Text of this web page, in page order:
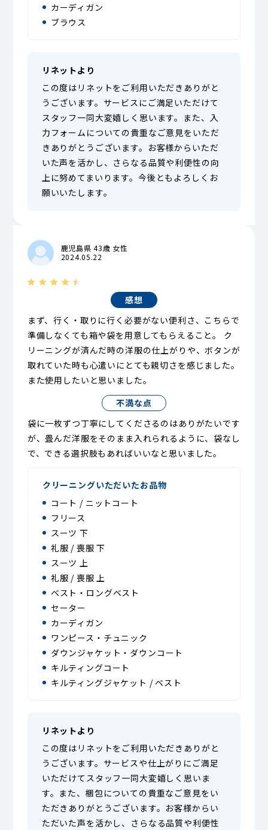
カーディガン
ブラウス
リネットより
この度はリネットをご利用いただきありがと
うございます。サービスにご満足いただけて
スタッフ一同大変嬉しく思います。また、入
力フォームについての貴重なご意見をいただ
きありがとうございます。お客様からいただ
いた声を活かし、さらなる品質や利便性の向
上に努めてまいります。今後ともよろしくお
願いいたします。
鹿児島県 43歳 女性
2024.05.22
感想
まず、行く・取りに行く必要がない便利さ、こちらで
準備しなくても箱や袋を用意してもらえること。 ク
リーニングが済んだ時の洋服の仕上がりや、ボタンが
取れていた時も心遣いにとても親切さを感じました。
また使用したいと思いました。
不満な点
袋に一枚ずつ丁寧にしてくださるのはありがたいです
が、畳んだ洋服をそのまま入れられるように、袋なし
で、できる選択肢もあればいいなと思いました。
クリーニングいただいたお品物
コート / ニットコート
フリース
スーツ 下
礼服 / 喪服 下
スーツ 上
礼服 / 喪服 上
ベスト・ロングベスト
セーター
カーディガン
ワンピース・チュニック
ダウンジャケット・ダウンコート
キルティングコート
キルティングジャケット / ベスト
リネットより
この度はリネットをご利用いただきありがと
うございます。サービスや仕上がりにご満足
いただけてスタッフ一同大変嬉しく思いま
す。また、梱包についての貴重なご意見をい
ただきありがとうございます。お客様からい
ただいた声を活かし、さらなる品質や利便性